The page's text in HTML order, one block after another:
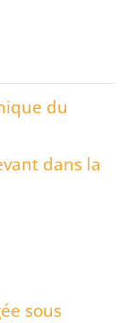
du
dans la
sous